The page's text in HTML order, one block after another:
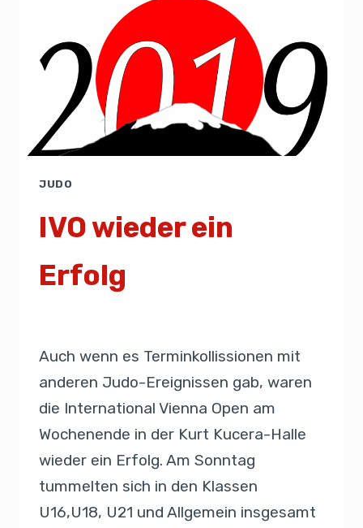
JUDO
IVO wieder ein
Erfolg
Auch wenn es Terminkollissionen mit
anderen Judo-Ereignissen gab, waren
die International Vienna Open am
Wochenende in der Kurt Kucera-Halle
wieder ein Erfolg. Am Sonntag
tummelten sich in den Klassen
U16,U18, U21 und Allgemein insgesamt